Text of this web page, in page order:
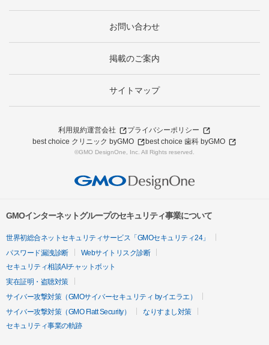
お問い合わせ
掲載のご案内
サイトマップ
利用規約運営会社
プライバシーポリシー
best choice クリニック byGMO
best choice 歯科 byGMO
©GMO DesignOne, Inc. All Rights reserved.
GMOインターネットグループのセキュリティ事業について
世界初総合ネットセキュリティサービス「GMOセキュリティ24」
パスワード漏洩診断
Webサイトリスク診断
セキュリティ相談AIチャットボット
実在証明・盗聴対策
サイバー攻撃対策（GMOサイバーセキュリティ byイエラエ）
サイバー攻撃対策（GMO Flatt Security）
なりすまし対策
セキュリティ事業の軌跡